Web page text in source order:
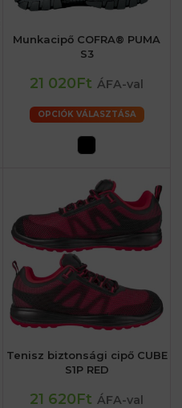
Munkacipő COFRA® PUMA
S3
21 020Ft ÁFA-val
OPCIÓK VÁLASZTÁSA
Tenisz biztonsági cipő CUBE
S1P RED
21 620Ft ÁFA-val